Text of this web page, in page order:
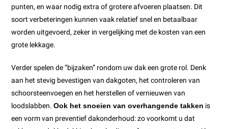
punten, en waar nodig extra of grotere afvoeren plaatsen. Dit
soort verbeteringen kunnen vaak relatief snel en betaalbaar
worden uitgevoerd, zeker in vergelijking met de kosten van een
grote lekkage.
Verder spelen de “bijzaken” rondom uw dak een grote rol. Denk
aan het stevig bevestigen van dakgoten, het controleren van
schoorsteenvoegen en het herstellen of vernieuwen van
loodslabben.Ook het snoeien van overhangende takken is
een vorm van preventief dakonderhoud: zo voorkomt u dat